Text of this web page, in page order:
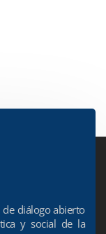
de diálogo abierto
y social de la